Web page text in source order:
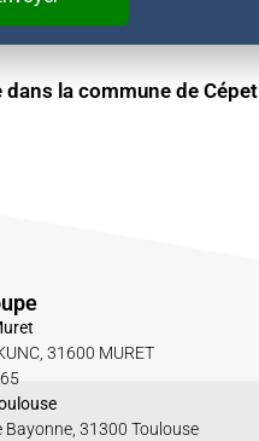
dans la commune de Cépet
31600 MURET
Bayonne, 31300 Toulouse